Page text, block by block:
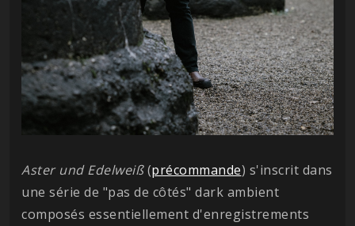
Aster und Edelweiß(précommande) s'inscrit dans
une série de "pas de côtés" dark ambient
composés essentiellement d'enregistrements